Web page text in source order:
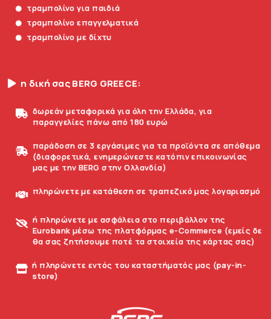
τραμπολίνο για παιδιά
τραμπολίνο επαγγελματικά
τραμπολίνο με δίχτυ
η δική σας BERG GREECE:
δωρεάν μεταφορικά για όλη την Ελλάδα, για
παραγγελίες πάνω από 180 ευρώ
παράδοση σε 3 εργάσιμες για τα προϊόντα σε απόθεμα
(διαφορετικά, ενημερώνεστε κατόπιν επικοινωνίας
μας με την BERG στην Ολλανδία)
πληρώνετε με κατάθεση σε τραπεζικό μας λογαριασμό
ή πληρώνετε με ασφάλεια στο περιβάλλον της
Eurobank μέσω της πλατφόρμας e-Commerce (εμείς δε
θα σας ζητήσουμε ποτέ τα στοιχεία της κάρτας σας)
ή πληρώνετε εντός του καταστήματός μας (pay-in-
store)